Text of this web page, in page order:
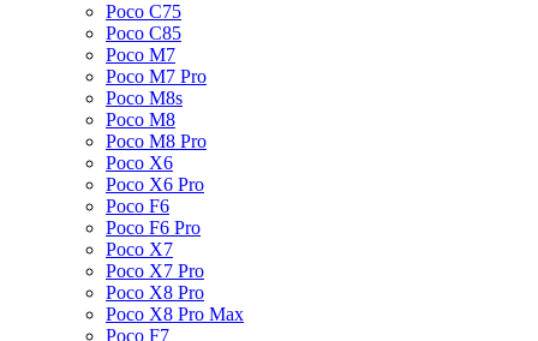
Poco C75
Poco C85
Poco M7
Poco M7 Pro
Poco M8s
Poco M8
Poco M8 Pro
Poco X6
Poco X6 Pro
Poco F6
Poco F6 Pro
Poco X7
Poco X7 Pro
Poco X8 Pro
Poco X8 Pro Max
Poco F7